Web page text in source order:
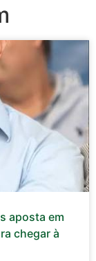
aposta em
chegar à